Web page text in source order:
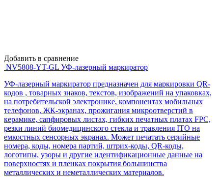
Добавить в сравнение
NV5808-YT-GL УФ-лазерный маркиратор
УФ-лазерный маркиратор предназначен для маркировки QR-
кодов , товарных знаков, текстов, изображений на упаковках,
на потребительской электронике, компонентах мобильных
телефонов, ЖК-экранах, прожигания микроотверстий в
керамике, сапфировых листах, гибких печатных платах FPC,
резки линий биомедицинского стекла и травления ITO на
емкостных сенсорных экранах. Может печатать серийные
номера, коды, номера партий, штрих-коды, QR-коды,
логотипы, узоры и другие идентификационные данные на
поверхностях и пленках покрытия большинства
металлических и неметаллических материалов.